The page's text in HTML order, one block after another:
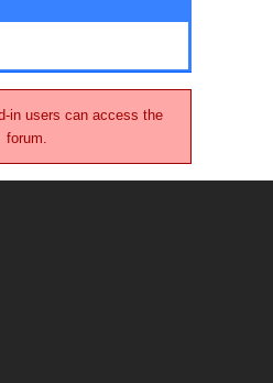
in users can access the
forum.